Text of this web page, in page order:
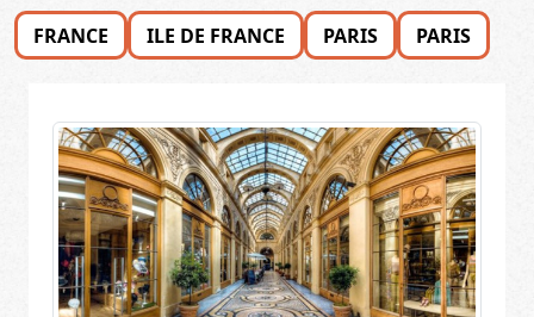
FRANCE ILE DE FRANCE PARIS PARIS